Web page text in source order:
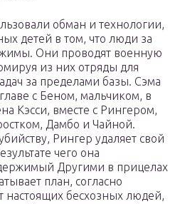
обман и технологии,
детей в том, что люди за
Они проводят военную
из них отряды для
за пределами базы. Сэма
с Беном, мальчиком, в
Кэсси, вместе с Рингером,
Дамбо и Чайной.
Рингер удаляет свой
чего она
Другими в прицелах
план, согласно
настоящих бесхозных людей,